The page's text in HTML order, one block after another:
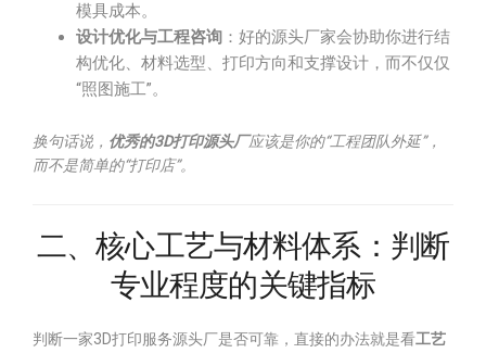
模具成本。
设计优化与工程咨询 ：好的源头厂家会协助你进行结
构优化、材料选型、打印方向和支撑设计，而不仅仅
“照图施工”。
换句话说， 优秀的3D打印源头厂应该是你的“工程团队外延”，
而不是简单的“打印店”。
二、核心工艺与材料体系：判断
专业程度的关键指标
判断一家3D打印服务源头厂是否可靠，直接的办法就是看工艺